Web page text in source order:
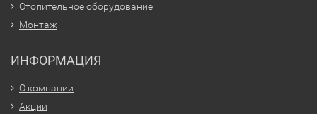
Отопительное оборудование
Монтаж
ИНФОРМАЦИЯ
О компании
Акции